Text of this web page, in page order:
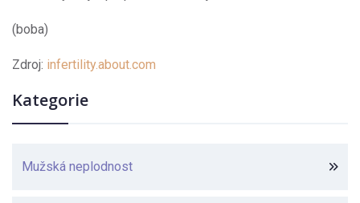
(boba)
Zdroj: infertility.about.com
Kategorie
Mužská neplodnost